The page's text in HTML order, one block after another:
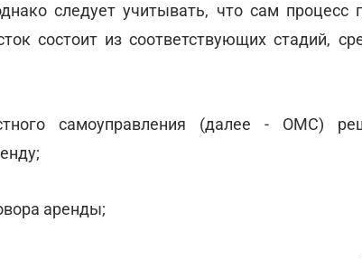
следует учитывать, что сам процесс
состоит из соответствующих стадий,
самоуправления (далее - ОМС)
аренды;